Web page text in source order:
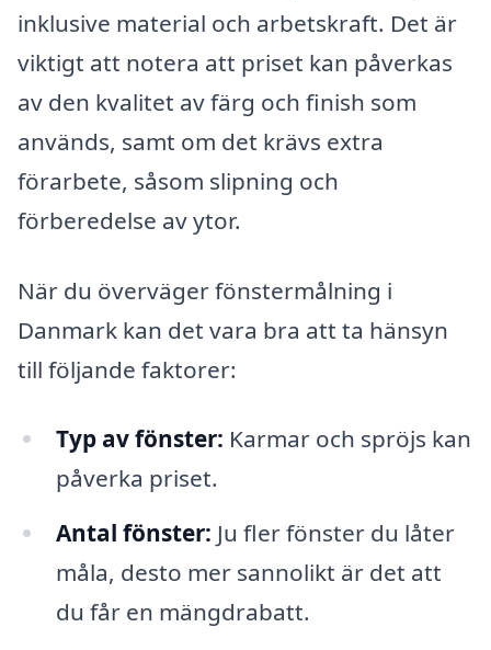
inklusive material och arbetskraft. Det är
viktigt att notera att priset kan påverkas
av den kvalitet av färg och finish som
används, samt om det krävs extra
förarbete, såsom slipning och
förberedelse av ytor.
När du överväger fönstermålning i
Danmark kan det vara bra att ta hänsyn
till följande faktorer:
Typ av fönster: Karmar och spröjs kan
påverka priset.
Antal fönster: Ju fler fönster du låter
måla, desto mer sannolikt är det att
du får en mängdrabatt.